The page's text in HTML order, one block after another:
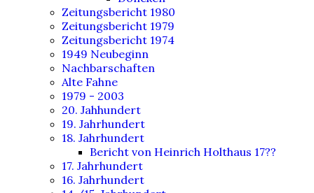
Zeitungsbericht 1980
Zeitungsbericht 1979
Zeitungsbericht 1974
1949 Neubeginn
Nachbarschaften
Alte Fahne
1979 - 2003
20. Jahhundert
19. Jahrhundert
18. Jahrhundert
Bericht von Heinrich Holthaus 17??
17. Jahrhundert
16. Jahrhundert